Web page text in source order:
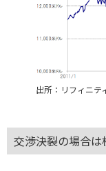
出所：リフィニテ
交渉決裂の場合は